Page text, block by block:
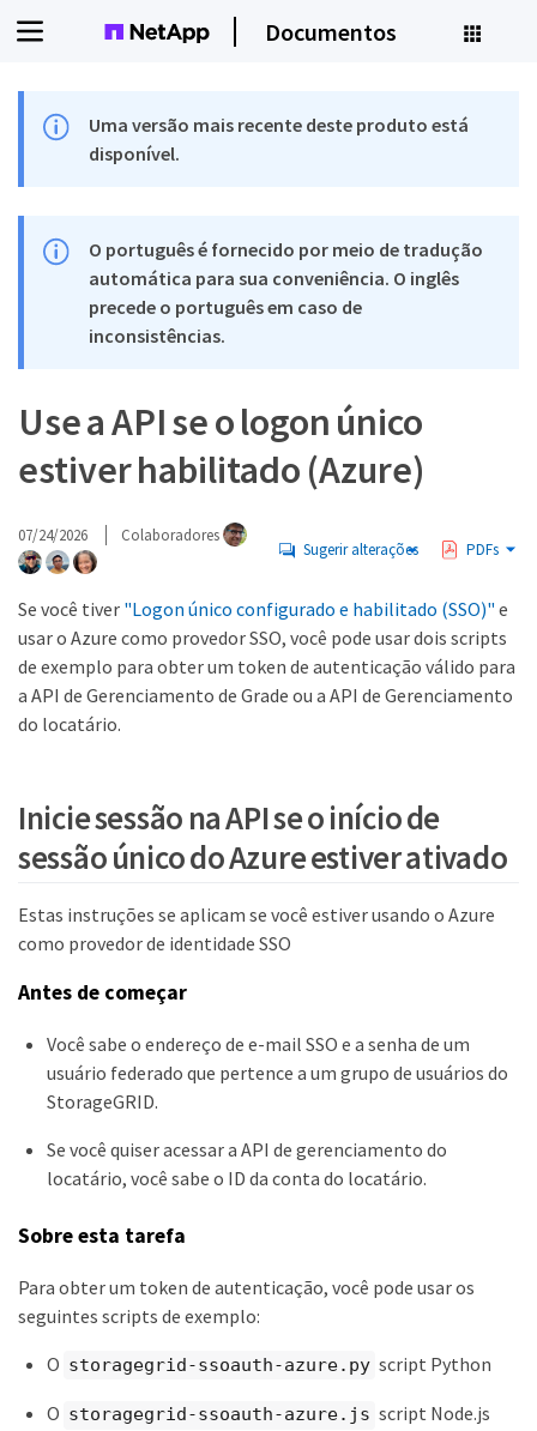
Documentos
Uma versão mais recente deste produto está
disponível.
O português é fornecido por meio de tradução
automática para sua conveniência. O inglês
precede o português em caso de
inconsistências.
Use a API se o logon único
estiver habilitado (Azure)
07/24/2026 Colaboradores
Sugerir alterações PDFs
Se você tiver "Logon único configurado e habilitado (SSO)" e
usar o Azure como provedor SSO, você pode usar dois scripts
de exemplo para obter um token de autenticação válido para
a API de Gerenciamento de Grade ou a API de Gerenciamento
do locatário.
Inicie sessão na API se o início de
sessão único do Azure estiver ativado
Estas instruções se aplicam se você estiver usando o Azure
como provedor de identidade SSO
Antes de começar
Você sabe o endereço de e-mail SSO e a senha de um
usuário federado que pertence a um grupo de usuários do
StorageGRID.
Se você quiser acessar a API de gerenciamento do
locatário, você sabe o ID da conta do locatário.
Sobre esta tarefa
Para obter um token de autenticação, você pode usar os
seguintes scripts de exemplo:
O storagegrid-ssoauth-azure.py script Python
O storagegrid-ssoauth-azure.js script Node.js